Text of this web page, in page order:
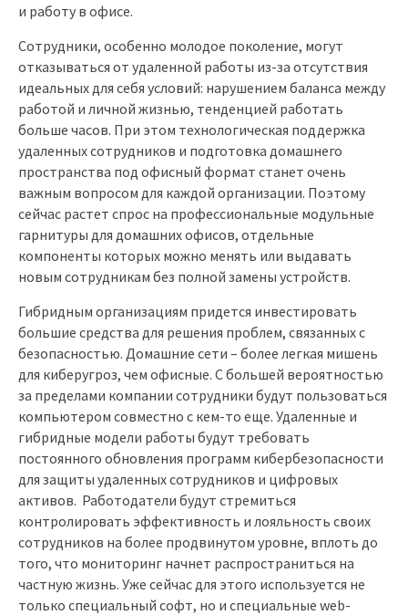
и работу в офисе.
Сотрудники, особенно молодое поколение, могут
отказываться от удаленной работы из-за отсутствия
идеальных для себя условий: нарушением баланса между
работой и личной жизнью, тенденцией работать
больше часов. При этом технологическая поддержка
удаленных сотрудников и подготовка домашнего
пространства под офисный формат станет очень
важным вопросом для каждой организации. Поэтому
сейчас растет спрос на профессиональные модульные
гарнитуры для домашних офисов, отдельные
компоненты которых можно менять или выдавать
новым сотрудникам без полной замены устройств.
Гибридным организациям придется инвестировать
большие средства для решения проблем, связанных с
безопасностью. Домашние сети – более легкая мишень
для киберугроз, чем офисные. С большей вероятностью
за пределами компании сотрудники будут пользоваться
компьютером совместно с кем-то еще. Удаленные и
гибридные модели работы будут требовать
постоянного обновления программ кибербезопасности
для защиты удаленных сотрудников и цифровых
активов. Работодатели будут стремиться
контролировать эффективность и лояльность своих
сотрудников на более продвинутом уровне, вплоть до
того, что мониторинг начнет распространиться на
частную жизнь. Уже сейчас для этого используется не
только специальный софт, но и специальные web-